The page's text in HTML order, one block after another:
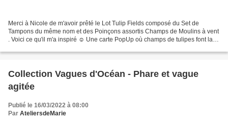
Merci à Nicole de m'avoir prêté le Lot Tulip Fields composé du Set de
Tampons du même nom et des Poinçons assortis Champs de Moulins à vent
. Voici ce qu'il m'a inspiré ☺ Une carte PopUp où champs de tulipes font la
Collection Vagues d'Océan - Phare et vague
agitée
Publié le 16/03/2022 à 08:00
Par AteliersdeMarie